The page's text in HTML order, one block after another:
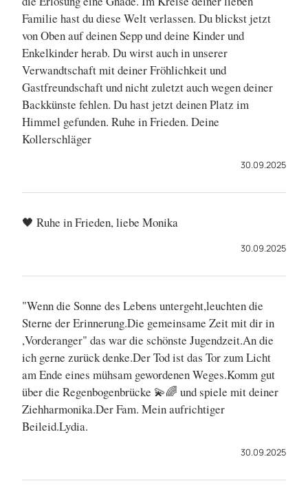
Familie hast du diese Welt verlassen. Du blickst jetzt
von Oben auf deinen Sepp und deine Kinder und
Enkelkinder herab. Du wirst auch in unserer
Verwandtschaft mit deiner Fröhlichkeit und
Gastfreundschaft und nicht zuletzt auch wegen deiner
Backkünste fehlen. Du hast jetzt deinen Platz im
Himmel gefunden. Ruhe in Frieden. Deine
Kollerschläger
30.09.2025
🖤 Ruhe in Frieden, liebe Monika
30.09.2025
"Wenn die Sonne des Lebens untergeht,leuchten die
Sterne der Erinnerung.Die gemeinsame Zeit mit dir in
,Vorderanger" das war die schönste Jugendzeit.An die
ich gerne zurück denke.Der Tod ist das Tor zum Licht
am Ende eines mühsam gewordenen Weges.Komm gut
über die Regenbogenbrücke 💫🌈 und spiele mit deiner
Ziehharmonika.Der Fam. Mein aufrichtiger
Beileid.Lydia.
30.09.2025